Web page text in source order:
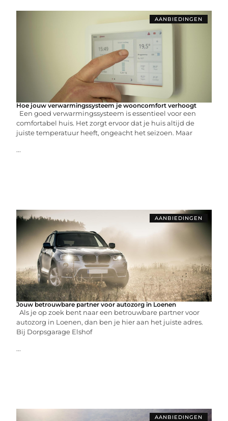
AANBIEDINGEN
Hoe jouw verwarmingssysteem je wooncomfort verhoogt
Een goed verwarmingssysteem is essentieel voor een
comfortabel huis. Het zorgt ervoor dat je huis altijd de
juiste temperatuur heeft, ongeacht het seizoen. Maar
...
AANBIEDINGEN
Jouw betrouwbare partner voor autozorg in Loenen
Als je op zoek bent naar een betrouwbare partner voor
autozorg in Loenen, dan ben je hier aan het juiste adres.
Bij Dorpsgarage Elshof
...
AANBIEDINGEN